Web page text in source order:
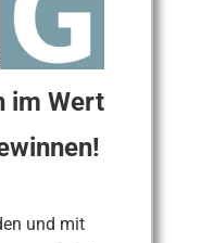
im Wert
und mit